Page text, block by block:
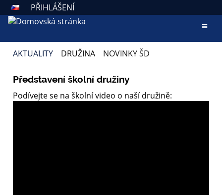
PŘIHLÁŠENÍ
AKTUALITY DRUŽINA NOVINKY ŠD
NOVINKY
Představení školní družiny
Podívejte se na školní video o naší družině: